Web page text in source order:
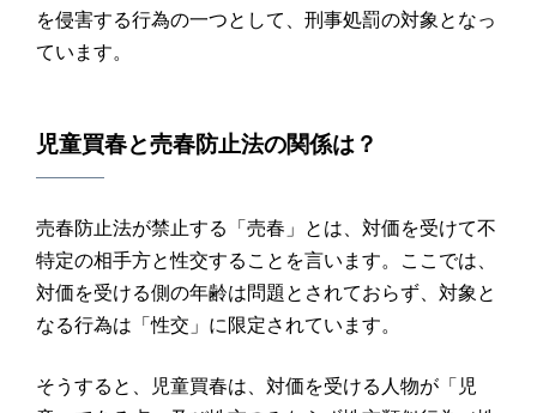
を侵害する行為の一つとして、刑事処罰の対象となっ
ています。
児童買春と売春防止法の関係は？
売春防止法が禁止する「売春」とは、対価を受けて不
特定の相手方と性交することを言います。ここでは、
対価を受ける側の年齢は問題とされておらず、対象と
なる行為は「性交」に限定されています。
そうすると、児童買春は、対価を受ける人物が「児